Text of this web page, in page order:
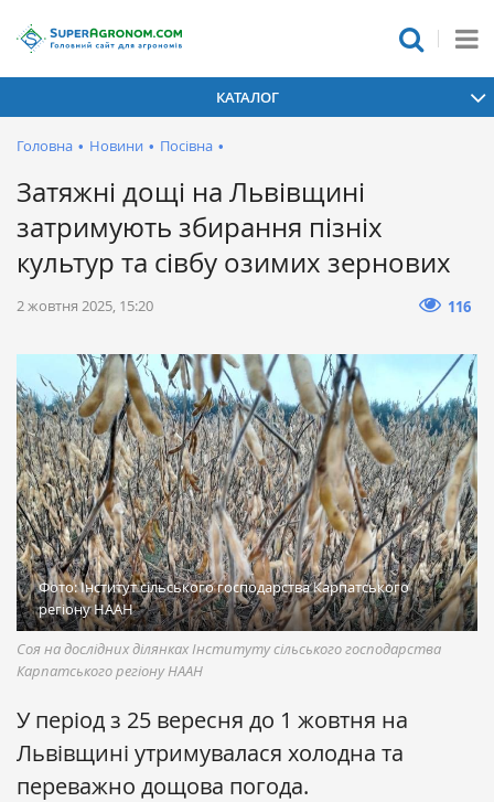
КАТАЛОГ
Головна • Новини • Посівна •
Затяжні дощі на Львівщині
затримують збирання пізніх
культур та сівбу озимих зернових
2 жовтня 2025, 15:20 116
Фото: Інститут сільського господарства Карпатського
регіону НААН
Соя на дослідних ділянках Інституту сільського господарства
Карпатського регіону НААН
У період з 25 вересня до 1 жовтня на
Львівщині утримувалася холодна та
переважно дощова погода.